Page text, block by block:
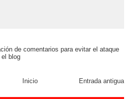
de comentarios para evitar el ataque
blog
Entrada antigua
Inicio